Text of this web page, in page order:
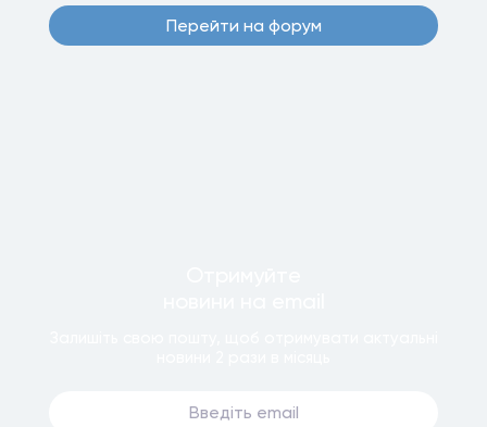
Перейти на форум